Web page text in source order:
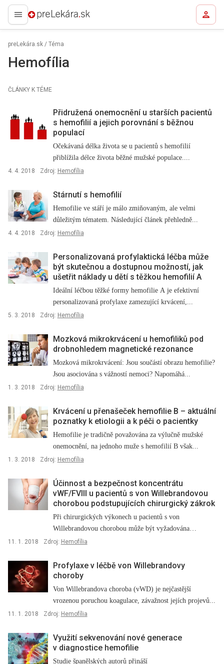
preLekára.sk
preLekára.sk / Téma
Hemofília
ČLÁNKY K TÉME
Přidružená onemocnění u starších pacientů
s hemofilií a jejich porovnání s běžnou
populací
Očekávaná délka života se u pacientů s hemofilií
přiblížila délce života běžné mužské populace....
4. 4. 2018 Zdroj: Hemofília
Stárnutí s hemofilií
Hemofilie ve stáří je málo zmiňovaným, ale velmi
důležitým tématem. Následující článek přehledně...
4. 4. 2018 Zdroj: Hemofília
Personalizovaná profylaktická léčba může
být skutečnou a dostupnou možností, jak
ušetřit náklady u dětí s těžkou hemofilií A
Ideální léčbou těžké formy hemofilie A je efektivní
personalizovaná profylaxe zamezující krvácení,...
5. 3. 2018 Zdroj: Hemofília
Mozková mikrokrvácení u hemofiliků pod
drobnohledem magnetické rezonance
Mozková mikrokrvácení: Jsou součástí obrazu hemofilie?
Jsou asociována s vážností nemoci? Napomáhá...
1. 3. 2018 Zdroj: Hemofília
Krvácení u přenašeček hemofilie B –⁠ aktuální
poznatky k etiologii a k péči o pacientky
Hemofilie je tradičně považována za výlučně mužské
onemocnění, na jednoho muže s hemofilií B však...
1. 3. 2018 Zdroj: Hemofília
Účinnost a bezpečnost koncentrátu
vWF/FVIII u pacientů s von Willebrandovou
chorobou podstupujících chirurgický zákrok
Při chirurgických výkonech u pacientů s von
Willebrandovou chorobou může být vyžadována
profylaktická...
11. 1. 2018 Zdroj: Hemofília
Profylaxe v léčbě von Willebrandovy
choroby
Von Willebrandova choroba (vWD) je nejčastější
vrozenou poruchou koagulace, závažnost jejích projevů...
11. 1. 2018 Zdroj: Hemofília
Využití sekvenování nové generace
v diagnostice hemofilie
Studie španělských autorů přináší